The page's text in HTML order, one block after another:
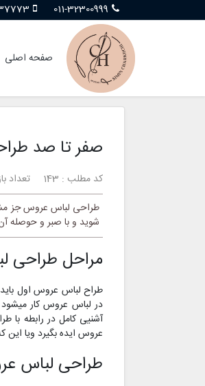
011-32300999
صفحه اصلی
صفر تا صد
کد مطلب : 143 تعداد
طراحی لباس عروس جز
شوید و با صبر و حوصله
مراحل طراحی
طراح لباس عروس اول باید
در لباس عروس کار
آشنیی کامل در رابطه با
عروس ایده بگیرد ویا
طراحی لباس